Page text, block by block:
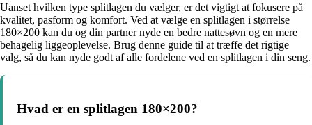
Uanset hvilken type splitlagen du vælger, er det vigtigt at fokusere på
kvalitet, pasform og komfort. Ved at vælge en splitlagen i størrelse
180×200 kan du og din partner nyde en bedre nattesøvn og en mere
behagelig liggeoplevelse. Brug denne guide til at træffe det rigtige
valg, så du kan nyde godt af alle fordelene ved en splitlagen i din seng.
Hvad er en splitlagen 180×200?